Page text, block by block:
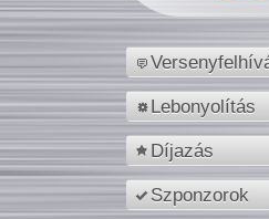
Lebonyolítás
Díjazás
Szponzorok